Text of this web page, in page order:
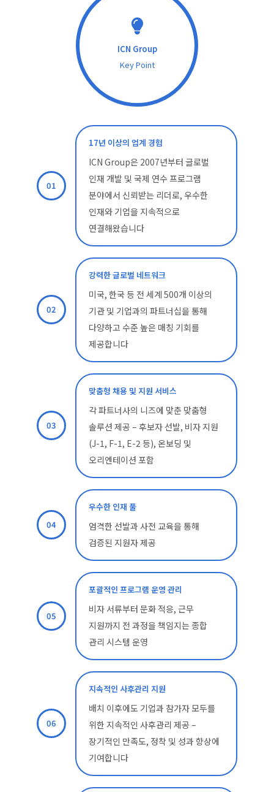
ICN Group
Key Point
01
17년 이상의 업계 경험
ICN Group은 2007년부터 글로벌
인재 개발 및 국제 연수 프로그램
분야에서 신뢰받는 리더로, 우수한
인재와 기업을 지속적으로
연결해왔습니다
02
강력한 글로벌 네트워크
미국, 한국 등 전 세계 500개 이상의
기관 및 기업과의 파트너십을 통해
다양하고 수준 높은 매칭 기회를
제공합니다
03
맞춤형 채용 및 지원 서비스
각 파트너사의 니즈에 맞춘 맞춤형
솔루션 제공 – 후보자 선발, 비자 지원
(J-1, F-1, E-2 등), 온보딩 및
오리엔테이션 포함
04
우수한 인재 풀
엄격한 선발과 사전 교육을 통해
검증된 지원자 제공
05
포괄적인 프로그램 운영 관리
비자 서류부터 문화 적응, 근무
지원까지 전 과정을 책임지는 종합
관리 시스템 운영
06
지속적인 사후관리 지원
배치 이후에도 기업과 참가자 모두를
위한 지속적인 사후관리 제공 –
장기적인 만족도, 정착 및 성과 향상에
기여합니다